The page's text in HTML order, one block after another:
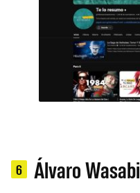
6 Álvaro Wasabi